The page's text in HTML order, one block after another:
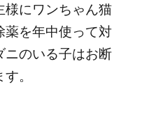
様にワンちゃん猫
薬を年中使って対
ニのいる子はお断
。